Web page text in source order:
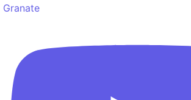
Granate